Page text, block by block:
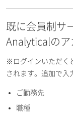
お名前フリガナ（名）
E-mailアドレス
既に会員制サ
Analyticalのア
※ログインいただく
されます。追加で入
ご勤務先
職種